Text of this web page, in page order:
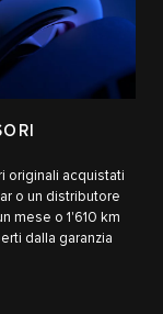
originali acquistati
o un distributore
mese o 1'610 km
dalla garanzia